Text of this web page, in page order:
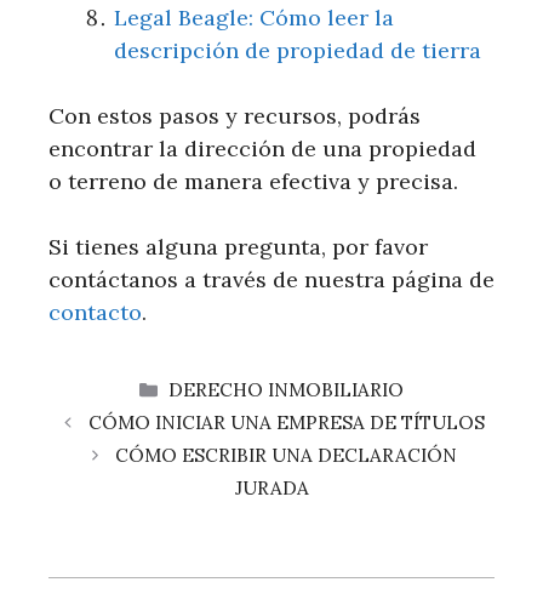
Legal Beagle: Cómo leer la
descripción de propiedad de tierra
Con estos pasos y recursos, podrás
encontrar la dirección de una propiedad
o terreno de manera efectiva y precisa.
Si tienes alguna pregunta, por favor
contáctanos a través de nuestra página de
contacto.
CATEGORÍAS
DERECHO INMOBILIARIO
CÓMO INICIAR UNA EMPRESA DE TÍTULOS
CÓMO ESCRIBIR UNA DECLARACIÓN
JURADA